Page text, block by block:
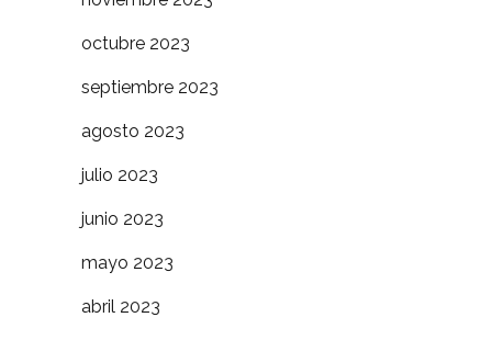
octubre 2023
septiembre 2023
agosto 2023
julio 2023
junio 2023
mayo 2023
abril 2023